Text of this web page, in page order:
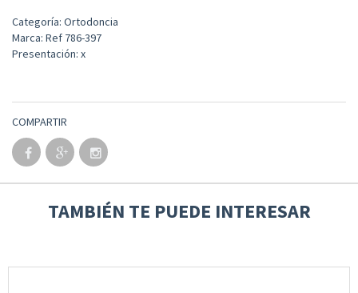
Categoría: Ortodoncia
Marca: Ref 786-397
Presentación: x
COMPARTIR
TAMBIÉN TE PUEDE INTERESAR